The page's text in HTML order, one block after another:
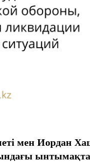
мен Иордан